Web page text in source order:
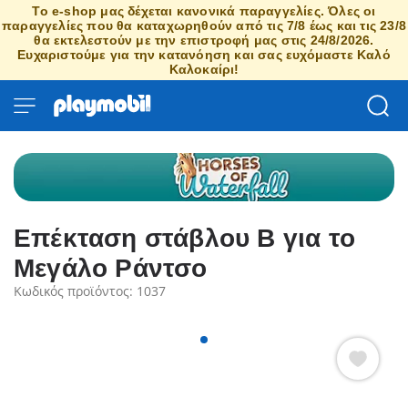
Το e-shop μας δέχεται κανονικά παραγγελίες. Όλες οι
παραγγελίες που θα καταχωρηθούν από τις 7/8 έως και τις 23/8
θα εκτελεστούν με την επιστροφή μας στις 24/8/2026.
Ευχαριστούμε για την κατανόηση και σας ευχόμαστε Καλό
Καλοκαίρι!
Επέκταση στάβλου Β για το
Μεγάλο Ράντσο
Κωδικός προϊόντος: 1037